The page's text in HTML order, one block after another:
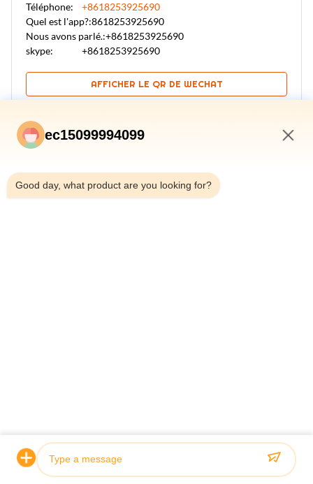
Téléphone:
+8618253925690
Quel est l'app?:8618253925690
Nous avons parlé.:+8618253925690
skype:
+8618253925690
AFFICHER LE QR DE WECHAT
ec15099994099
Good day, what product are you looking for?